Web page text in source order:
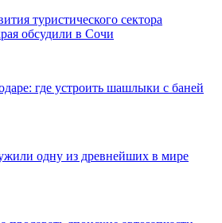
туристического сектора
обсудили в Сочи
где устроить шашлыки с баней
одну из древнейших в мире